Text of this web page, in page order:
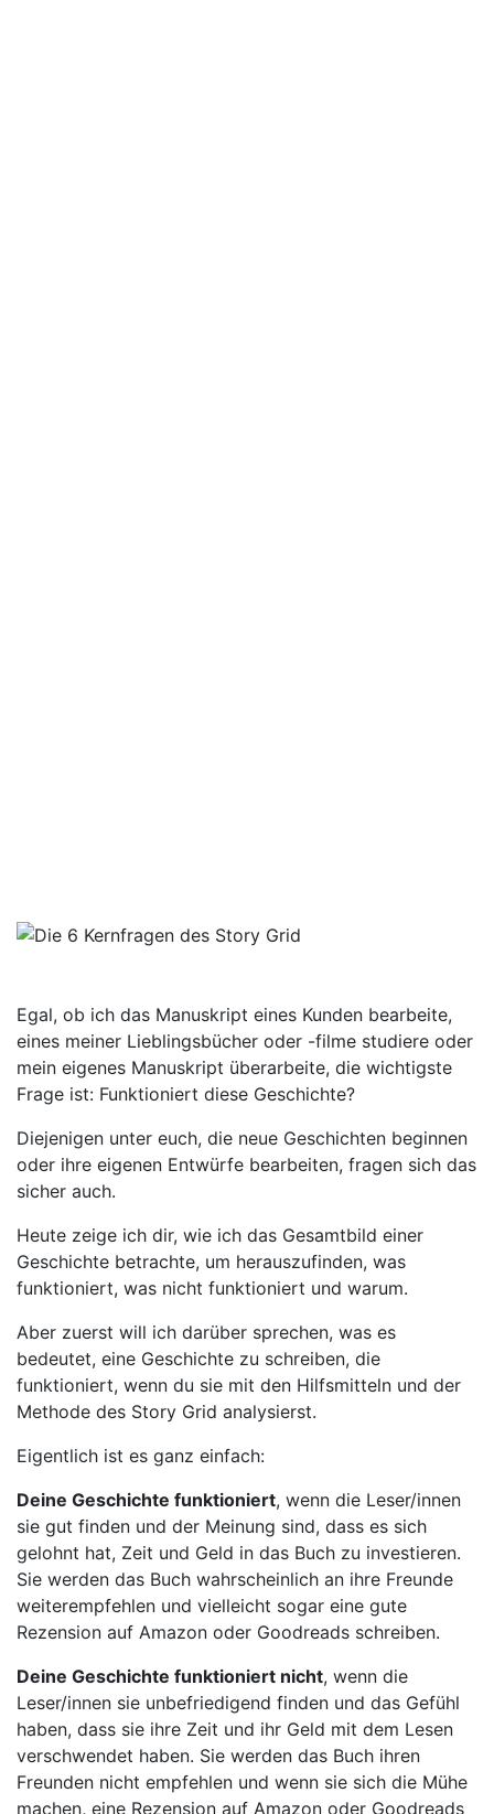
Egal, ob ich das Manuskript eines Kunden bearbeite,
eines meiner Lieblingsbücher oder -filme studiere oder
mein eigenes Manuskript überarbeite, die wichtigste
Frage ist: Funktioniert diese Geschichte?
Diejenigen unter euch, die neue Geschichten beginnen
oder ihre eigenen Entwürfe bearbeiten, fragen sich das
sicher auch.
Heute zeige ich dir, wie ich das Gesamtbild einer
Geschichte betrachte, um herauszufinden, was
funktioniert, was nicht funktioniert und warum.
Aber zuerst will ich darüber sprechen, was es
bedeutet, eine Geschichte zu schreiben, die
funktioniert, wenn du sie mit den Hilfsmitteln und der
Methode des Story Grid analysierst.
Eigentlich ist es ganz einfach:
Deine Geschichte funktioniert, wenn die Leser/innen
sie gut finden und der Meinung sind, dass es sich
gelohnt hat, Zeit und Geld in das Buch zu investieren.
Sie werden das Buch wahrscheinlich an ihre Freunde
weiterempfehlen und vielleicht sogar eine gute
Rezension auf Amazon oder Goodreads schreiben.
Deine Geschichte funktioniert nicht, wenn die
Leser/innen sie unbefriedigend finden und das Gefühl
haben, dass sie ihre Zeit und ihr Geld mit dem Lesen
verschwendet haben. Sie werden das Buch ihren
Freunden nicht empfehlen und wenn sie sich die Mühe
machen, eine Rezension auf Amazon oder Goodreads